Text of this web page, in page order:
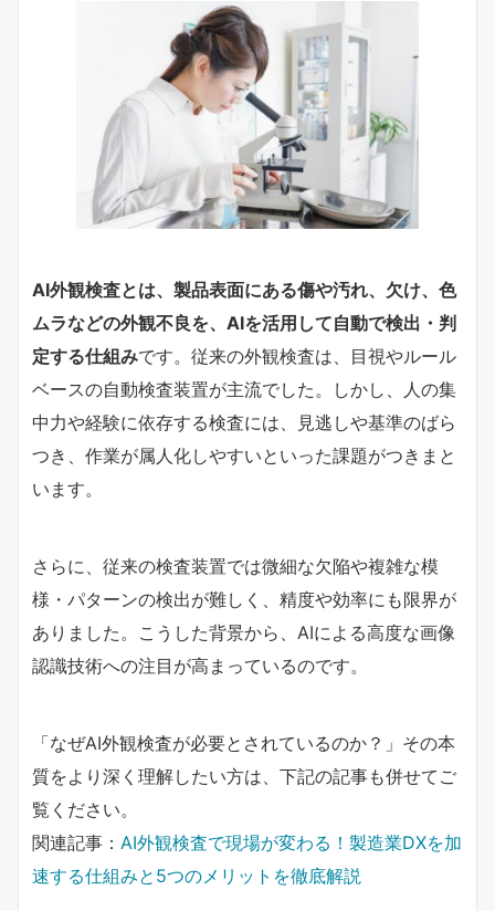
AI外観検査とは、製品表面にある傷や汚れ、欠け、色
ムラなどの外観不良を、AIを活用して自動で検出・判
定する仕組みです。従来の外観検査は、目視やルール
ベースの自動検査装置が主流でした。しかし、人の集
中力や経験に依存する検査には、見逃しや基準のばら
つき、作業が属人化しやすいといった課題がつきまと
います。
さらに、従来の検査装置では微細な欠陥や複雑な模
様・パターンの検出が難しく、精度や効率にも限界が
ありました。こうした背景から、AIによる高度な画像
認識技術への注目が高まっているのです。
「なぜAI外観検査が必要とされているのか？」その本
質をより深く理解したい方は、下記の記事も併せてご
覧ください。
関連記事： AI外観検査で現場が変わる！製造業DXを加
速する仕組みと5つのメリットを徹底解説